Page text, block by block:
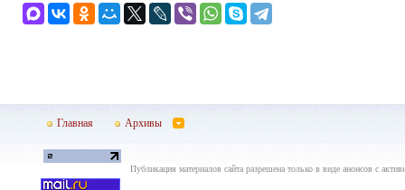
Главная Архивы
Публикация материалов сайта разрешена только в виде анонсов с